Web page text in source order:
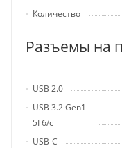
Количество
Разъемы на
USB 2.0
USB 3.2 Gen1
5Гб/с
USB-C